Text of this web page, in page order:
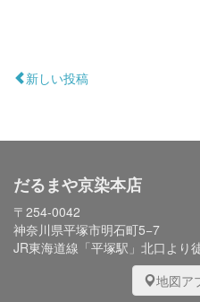
新しい投稿
だるまや京染本店
〒254-0042
神奈川県平塚市明石町5−7
JR東海道線「平塚駅」北口より
地図ア